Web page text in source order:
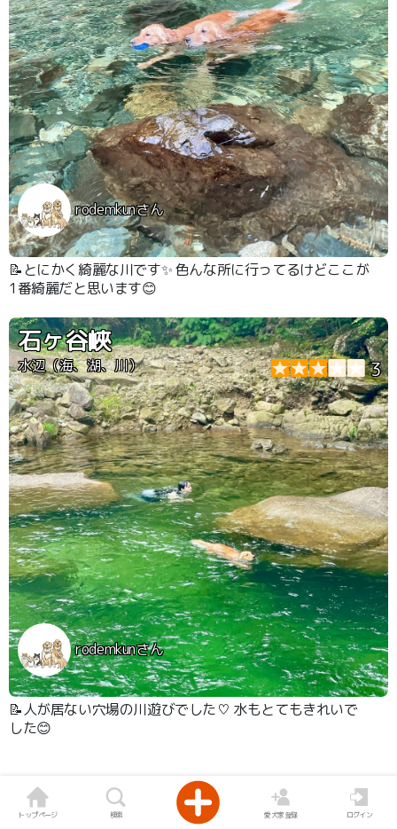
rodemkunさん
📝とにかく綺麗な川です✨ 色んな所に行ってるけどここが
1番綺麗だと思います😊
石ヶ谷峽
水辺（海、湖、川） 3
rodemkunさん
📝人が居ない穴場の川遊びでした♡ 水もとてもきれいで
した😊
トップページ 検索 愛犬家登録 ログイン